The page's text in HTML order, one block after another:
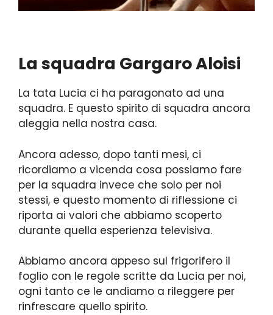
La squadra Gargaro Aloisi
La tata Lucia ci ha paragonato ad una
squadra. E questo spirito di squadra ancora
aleggia nella nostra casa.
Ancora adesso, dopo tanti mesi, ci
ricordiamo a vicenda cosa possiamo fare
per la squadra invece che solo per noi
stessi, e questo momento di riflessione ci
riporta ai valori che abbiamo scoperto
durante quella esperienza televisiva.
Abbiamo ancora appeso sul frigorifero il
foglio con le regole scritte da Lucia per noi,
ogni tanto ce le andiamo a rileggere per
rinfrescare quello spirito.